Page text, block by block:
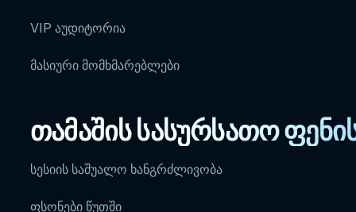
VIP აუდიტორია
მასიური მომხმარებლები
თამაშის სასურსათო
სესიის საშუალო ხანგრძლივობა
ფსონები წუთში